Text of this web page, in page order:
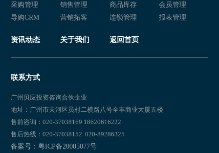
采购管理 销售管理 商品库存
会员管理
导购CRM
营销拓客 连锁管理 报表管理
资讯动态 关于我们 返回首页
联系方式
广州贝应投资咨询合伙企业
地址：广州市天河区员村二横路八号全丰商业大厦五楼
售前咨询：020-37038169 18620616222
售后热线：020-37038152 020-89286325
备案号：粤ICP备20005077号